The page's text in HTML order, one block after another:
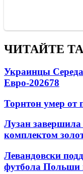
ЧИТАЙТЕ
Украинцы
Евро-202678
Торнтон умер от
Лузан
комплектом
Левандовски
футбола Польши